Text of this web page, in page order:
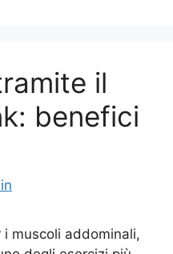
il
benefici
i muscoli addominali,